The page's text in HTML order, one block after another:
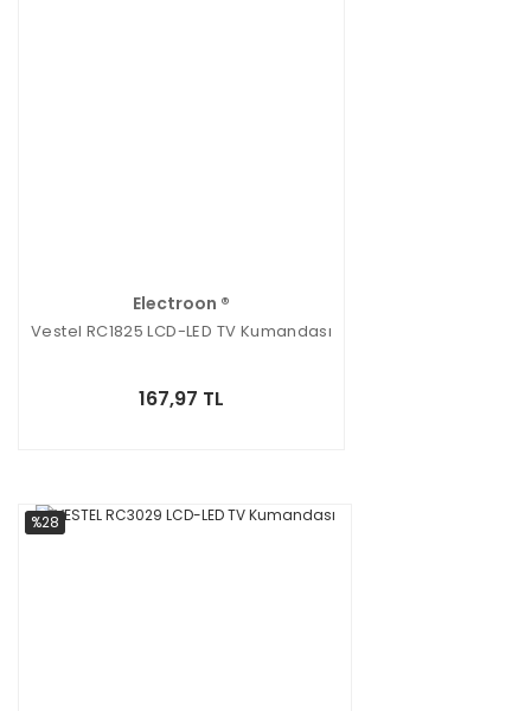
Electroon ®
Vestel RC1825 LCD-LED TV Kumandası
167,97 TL
%28